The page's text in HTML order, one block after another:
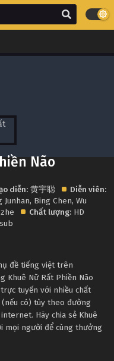
Não
diễn: 黄宇聪
Diễn viên:
Junhan, Bing Chen,Wu
Chất lượng:
đề tiếng việt trên
Khuê Nữ Rất Phiền Não
tuyến với nhiều chất
có) tùy theo đường
Hãy chia sẻ Khuê
mọi người để cùng thưởng